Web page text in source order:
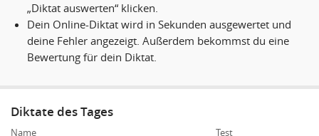
„Diktat auswerten“ klicken.
Dein Online-Diktat wird in Sekunden ausgewertet und
deine Fehler angezeigt. Außerdem bekommst du eine
Bewertung für dein Diktat.
Diktate des Tages
Name Test